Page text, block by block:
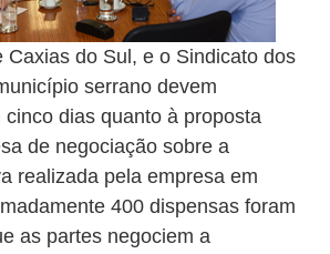
Caxias do Sul, e o Sindicato dos
serrano devem
dias quanto à proposta
de negociação sobre a
realizada pela empresa em
400 dispensas foram
as partes negociem a